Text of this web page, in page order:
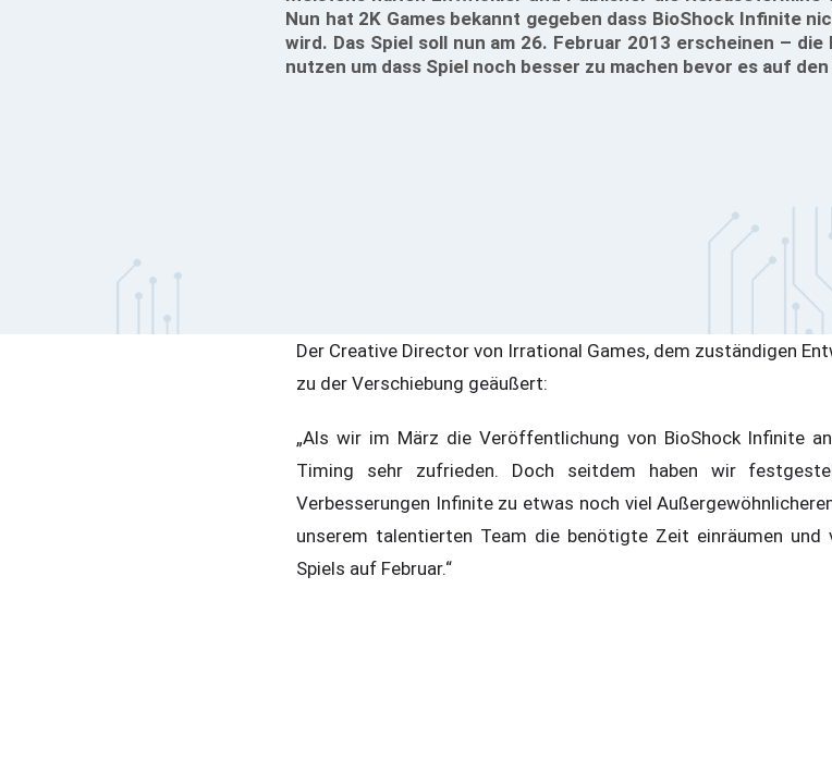
Nun hat 2K Games bekannt gegeben dass BioShock Infinite
wird. Das Spiel soll nun am 26. Februar 2013 erscheinen –
nutzen um dass Spiel noch besser zu machen bevor es auf
Der Creative Director von Irrational Games, dem zuständigen
zu der Verschiebung geäußert:
„Als wir im März die Veröffentlichung von BioShock Infinite
Timing sehr zufrieden. Doch seitdem haben wir
Verbesserungen Infinite zu etwas noch viel
unserem talentierten Team die benötigte Zeit einräumen und
Spiels auf Februar.“